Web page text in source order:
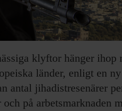
klyftor hänger ihop
länder, enligt en
antal jihadistresenärer
på arbetsmarknaden